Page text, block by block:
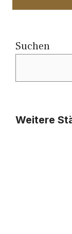
Suchen
Weitere